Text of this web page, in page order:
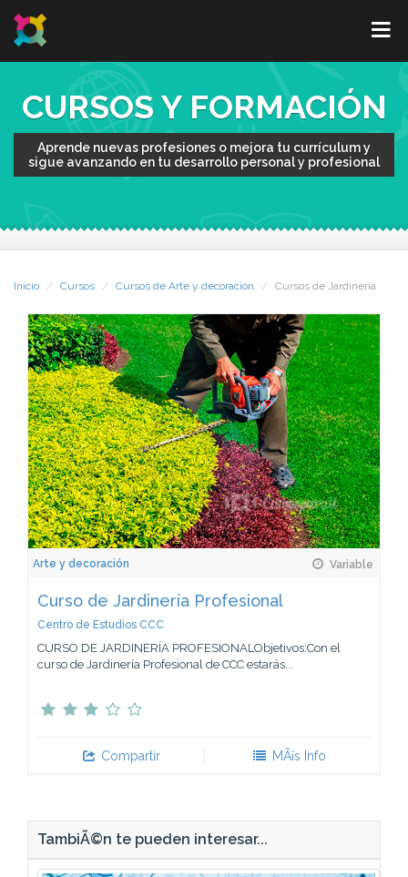
CURSOS Y FORMACIÓN
Aprende nuevas profesiones o mejora tu currículum y
sigue avanzando en tu desarrollo personal y profesional
Inicio Cursos Cursos de Arte y decoración Cursos de Jardineria
Arte y decoración Variable
Curso de Jardinería Profesional
Centro de Estudios CCC
CURSO DE JARDINERÍA PROFESIONALObjetivos:Con el
curso de Jardinería Profesional de CCC estarás...
Compartir MÃ¡s Info
TambiÃ©n te pueden interesar...